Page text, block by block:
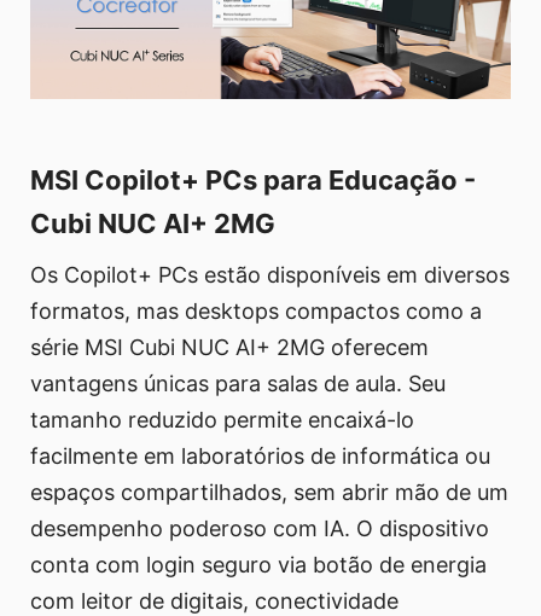
MSI Copilot+ PCs para Educação -
Cubi NUC AI+ 2MG
Os Copilot+ PCs estão disponíveis em diversos
formatos, mas desktops compactos como a
série MSI Cubi NUC AI+ 2MG oferecem
vantagens únicas para salas de aula. Seu
tamanho reduzido permite encaixá-lo
facilmente em laboratórios de informática ou
espaços compartilhados, sem abrir mão de um
desempenho poderoso com IA. O dispositivo
conta com login seguro via botão de energia
com leitor de digitais, conectividade